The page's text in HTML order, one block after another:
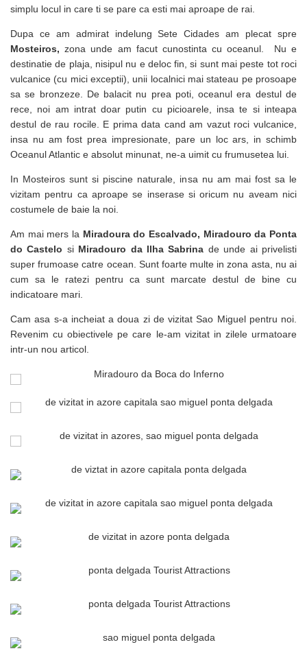
simplu locul in care ti se pare ca esti mai aproape de rai.
Dupa ce am admirat indelung Sete Cidades am plecat spre
Mosteiros,zona unde am facut cunostinta cu oceanul. Nu e
destinatie de plaja, nisipul nu e deloc fin, si sunt mai peste tot roci
vulcanice (cu mici exceptii), unii localnici mai stateau pe prosoape
sa se bronzeze. De balacit nu prea poti, oceanul era destul de
rece, noi am intrat doar putin cu picioarele, insa te si inteapa
destul de rau rocile. E prima data cand am vazut roci vulcanice,
insa nu am fost prea impresionate, pare un loc ars, in schimb
Oceanul Atlantic e absolut minunat, ne-a uimit cu frumusetea lui.
In Mosteiros sunt si piscine naturale, insa nu am mai fost sa le
vizitam pentru ca aproape se inserase si oricum nu aveam nici
costumele de baie la noi.
Am mai mers la Miradoura do Escalvado, Miradouro da Ponta
do Castelo si Miradouro da Ilha Sabrina de unde ai privelisti
super frumoase catre ocean. Sunt foarte multe in zona asta, nu ai
cum sa le ratezi pentru ca sunt marcate destul de bine cu
indicatoare mari.
Cam asa s-a incheiat a doua zi de vizitat Sao Miguel pentru noi.
Revenim cu obiectivele pe care le-am vizitat in zilele urmatoare
intr-un nou articol.